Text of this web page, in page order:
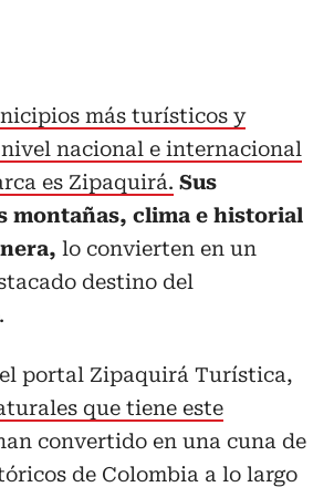
más turísticos y
nacional e internacional
es Zipaquirá. Sus
montañas, clima e historial
lo convierten en un
destino del
portal Zipaquirá Turística,
que tiene este
convertido en una cuna de
de Colombia a lo largo